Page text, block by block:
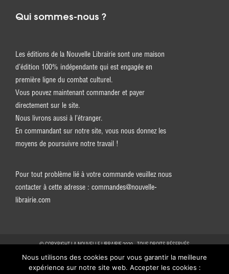
Qui sommes-nous ?
Les éditions de la Nouvelle Librairie sont une maison
d’édition 100% indépendante qui est engagée en
première ligne du combat culturel.
Vous pouvez maintenant commander et payer
directement sur le site.
Nous livrons aussi à l’étranger.
En commandant sur notre site, vous nous donnez les
moyens de poursuivre notre travail !
Pour tout problème lié à votre commande veuillez nous
contacter à cette adresse : commandes@nouvelle-
librairie.com
© COPYRIGHT LA NOUVELLE LIBRAIRIE 2020 - TOUS DROITS RÉSERVÉS
Nous utilisons des cookies pour vous garantir la meilleure
expérience sur notre site web. Accepter les cookies :